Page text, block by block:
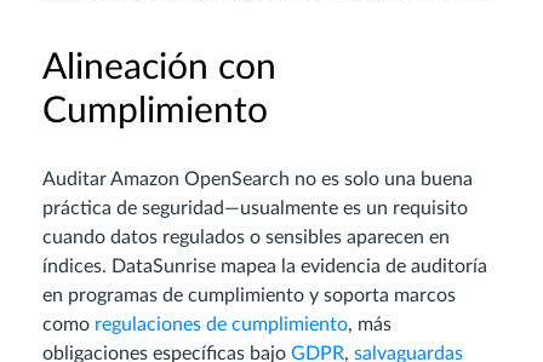
Alineación con
Cumplimiento
Auditar Amazon OpenSearch no es solo una buena
práctica de seguridad—usualmente es un requisito
cuando datos regulados o sensibles aparecen en
índices. DataSunrise mapea la evidencia de auditoría
en programas de cumplimiento y soporta marcos
como regulaciones de cumplimiento, más
obligaciones específicas bajo GDPR, salvaguardas